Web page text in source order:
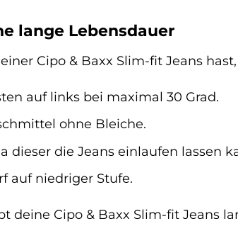
lange Lebensdauer
Cipo & Baxx Slim-fit Jeans
auf links bei maximal 30 Grad.
ohne Bleiche.
dieser die Jeans einlaufen lassen
auf niedriger Stufe.
deine Cipo & Baxx Slim-fit Jeans